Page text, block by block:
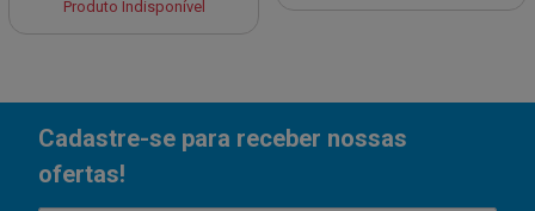
Produto Indisponível
Cadastre-se para receber nossas
ofertas!